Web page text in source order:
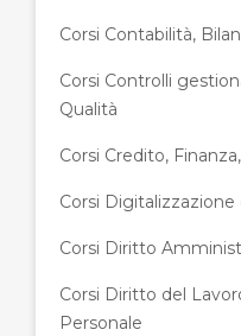
Corsi Contabilità,
Corsi Controlli
Qualità
Corsi Credito,
Corsi
Corsi Diritto
Corsi Diritto del
Personale